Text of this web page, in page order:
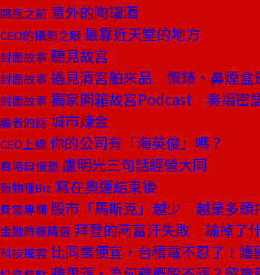
開瓶之前 意外的陶罐酒
CEO的攝影之眼 最靠近天堂的地方
封面故事 聽見故宮
封面故事 遇見清宮舶來品 懷錶、鼻煙盒
封面故事 獨家開箱故宮Podcast 奏摺密
編者的話 城市煉金
CEO上線 你的公司有「海英俊」嗎？
商場自慢塾 盧明光三句話經營大同
新物種Biz 寫在奧運結束後
費雪專欄 股市「馬斯克」越少 越是多頭
金融時報精選 拜登的阿富汗失敗 輸掉了
科技風雲 比同業便宜，台積電不忍了！